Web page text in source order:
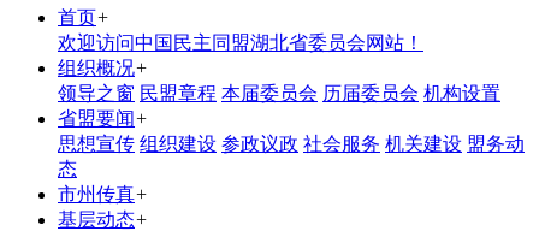
首页+
欢迎访问中国民主同盟湖北省委员会网站！
组织概况+
领导之窗 民盟章程 本届委员会 历届委员会 机构设置
省盟要闻+
思想宣传 组织建设 参政议政 社会服务 机关建设 盟务动
态
市州传真+
基层动态+